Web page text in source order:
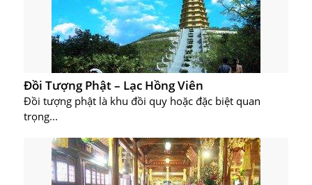
Đồi Tượng Phật – Lạc Hồng Viên
Đồi tượng phật là khu đồi quy hoặc đặc biệt quan
trọng...